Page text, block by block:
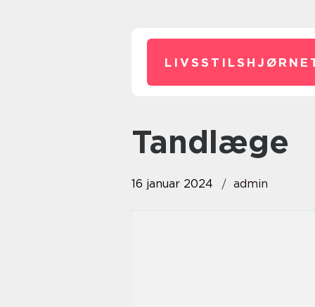
tandlæge
16 januar 2024 admin